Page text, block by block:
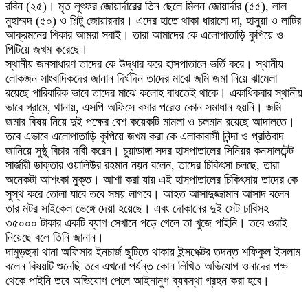
রবিন (২৫)। মৃত লুৎফর জোয়ার্দারের তিন ছেলে মিলন জোয়ার্দার (৫৫), লাল
মুহাম্মদ (৫০) ও শিল্টু জোয়ারদার। এদের হাতে থাকা ধারালো দা, হাসুয়া ও লাটির
আক্রমনের শিকার আমরা সবাই। তারা আমাদের কে এলোপাতাড়ি কুপিয়ে ও
পিটিয়ে জখম করেছে।
স্থানীয় জনসাধারণ তাদের কে উদ্ধার করে হাসপাতালে ভর্তি করে। স্থানীয়
লোকজন সাংবাদিকদের জানান দির্ঘদিন তাদের মাঝে জমি জমা নিয়ে ঝামেলা
রয়েছে পারিবারিক ভাবে তাদের মাঝে কলোহ বাধতেই থাকে। একাধিকবার স্থানীয়
ভাবে গ্রামে, থানায়, এসপি অফিসে বসার পরেও কোন সমাধান হয়নি। জমি
জমার বিষয় নিয়ে দুই পক্ষের বেশ কয়েকটি মামলা ও চলমান রয়েছে আদালতে।
তবে এভাবে এলোপাতাড়ি কুপিয়ে জখম করা কে এলাকাবাসী নিন্দা ও প্রতিবাদ
জানিয়ে সুষ্ঠু বিচার দাবী করেন। চুয়াডাঙ্গা সদর হাসপাতালের সিনিয়র কনসালটেন্ট
সার্জারী ডাক্তার ওয়ালিউর রহমান নয়ন বলেন, তাদের চিকিৎসা চলছে, তারা
অনেকটা আশংকা মুক্ত। আশা করা যায় এই হাসপাতালের চিকিৎসায় তাদের কে
সুস্থ করে তোলা যাবে তবে সময় লাগবে। আহত আসাদুজ্জামান আসাদ বলেন
তার মটর সাইকেল ভেঙ্গে দেয়া হয়েছে। এবং দোকানের দুই সেট চাবিসহ
৩৫০০০ টাকার একটি ব্যাগ সেখানে পড়ে গেলে তা খুজে পাইনি। তবে ওরাই
নিয়েছে বলে তিনি জানান।
দামুড়হুদা থানা অফিসার ইনচার্জ ছুটিতে থাকায় ইন্সপেক্টর তদন্ত শফিকুল ইসলাম
বলেন বিষয়টি শুনেছি তবে এখনো পর্যন্ত কোন লিখিত অভিযোগ ওনাদের পক্ষ
থেকে পাইনি তবে অভিযোগ পেলে আইনানুগ ব্যবস্থা গ্রহন করা হবে।